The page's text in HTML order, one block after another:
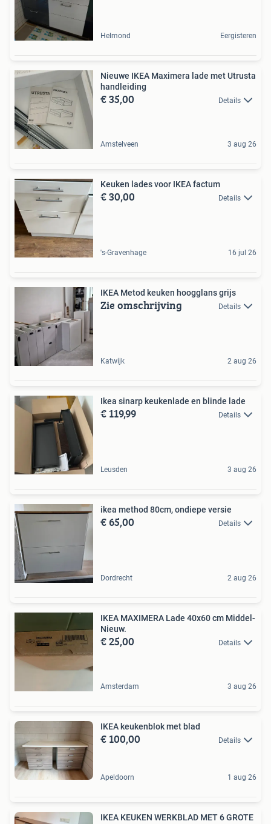
Helmond Eergisteren
Nieuwe IKEA Maximera lade met Utrusta
handleiding
€ 35,00 Details
Amstelveen 3 aug 26
Keuken lades voor IKEA factum
€ 30,00 Details
's-Gravenhage 16 jul 26
IKEA Metod keuken hoogglans grijs
Zie omschrijving Details
Katwijk 2 aug 26
Ikea sinarp keukenlade en blinde lade
€ 119,99 Details
Leusden 3 aug 26
ikea method 80cm, ondiepe versie
€ 65,00 Details
Dordrecht 2 aug 26
IKEA MAXIMERA Lade 40x60 cm Middel-
Nieuw.
€ 25,00 Details
Amsterdam 3 aug 26
IKEA keukenblok met blad
€ 100,00 Details
Apeldoorn 1 aug 26
IKEA KEUKEN WERKBLAD MET 6 GROTE